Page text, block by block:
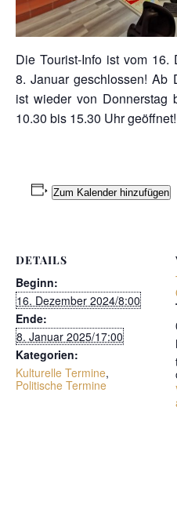
Die Tourist-Info ist vom
8. Januar geschlossen! Ab
ist wieder von Donnerstag
10.30 bis 15.30 Uhr geöffnet!
Zum Kalender hinzufügen
DETAILS
Beginn:
16. Dezember 2024/8:00
Ende:
8. Januar 2025/17:00
Kategorien:
Kulturelle Termine,
Politische Termine